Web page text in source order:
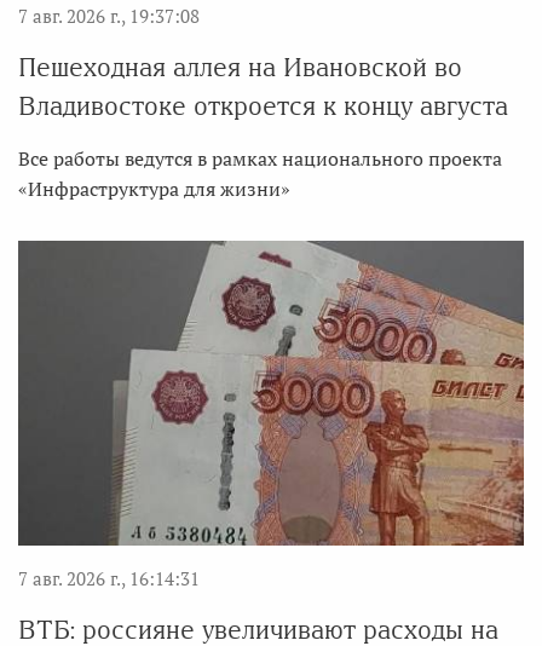
7 авг. 2026 г., 19:37:08
Пешеходная аллея на Ивановской во
Владивостоке откроется к концу августа
Все работы ведутся в рамках национального проекта
«Инфраструктура для жизни»
7 авг. 2026 г., 16:14:31
ВТБ: россияне увеличивают расходы на